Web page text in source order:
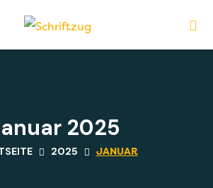
2025
2025 JANUAR